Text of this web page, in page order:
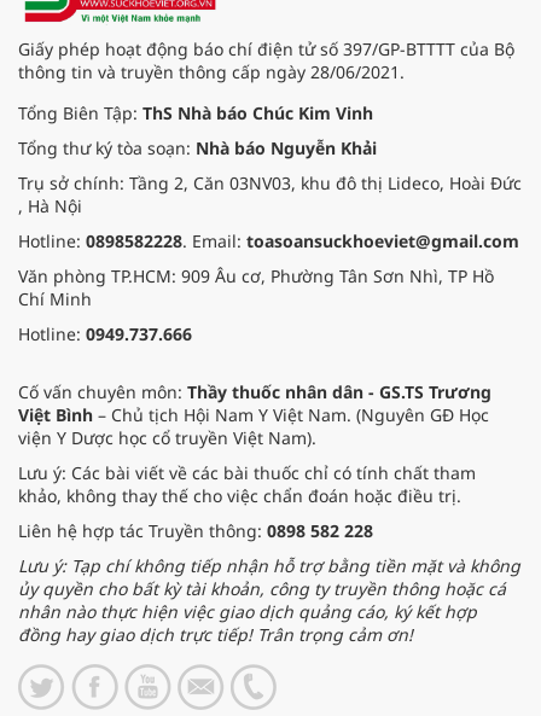
Giấy phép hoạt động báo chí điện tử số 397/GP-BTTTT của Bộ
thông tin và truyền thông cấp ngày 28/06/2021.
Tổng Biên Tập: ThS Nhà báo Chúc Kim Vinh
Tổng thư ký tòa soạn: Nhà báo Nguyễn Khải
Trụ sở chính: Tầng 2, Căn 03NV03, khu đô thị Lideco, Hoài Đức
, Hà Nội
Hotline: 0898582228. Email: toasoansuckhoeviet@gmail.com
Văn phòng TP.HCM: 909 Âu cơ, Phường Tân Sơn Nhì, TP Hồ
Chí Minh
Hotline: 0949.737.666
Cố vấn chuyên môn: Thầy thuốc nhân dân - GS.TS Trương
Việt Bình – Chủ tịch Hội Nam Y Việt Nam. (Nguyên GĐ Học
viện Y Dược học cổ truyền Việt Nam).
Lưu ý: Các bài viết về các bài thuốc chỉ có tính chất tham
khảo, không thay thế cho việc chẩn đoán hoặc điều trị.
Liên hệ hợp tác Truyền thông: 0898 582 228
Lưu ý: Tạp chí không tiếp nhận hỗ trợ bằng tiền mặt và không
ủy quyền cho bất kỳ tài khoản, công ty truyền thông hoặc cá
nhân nào thực hiện việc giao dịch quảng cáo, ký kết hợp
đồng hay giao dịch trực tiếp! Trân trọng cảm ơn!